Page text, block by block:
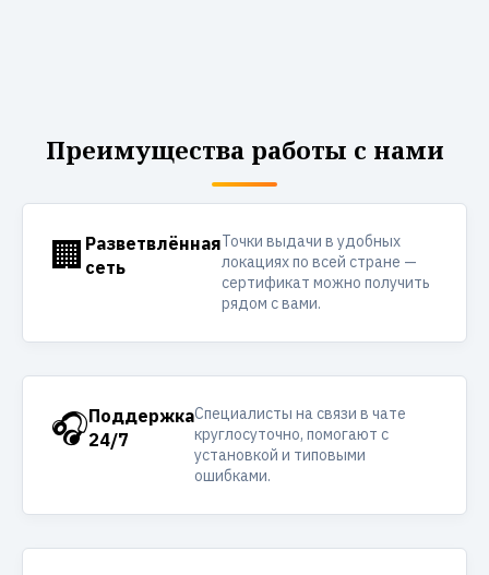
Преимущества работы с нами
🏢 Разветвлённая
сеть
Точки выдачи в удобных
локациях по всей стране —
сертификат можно получить
рядом с вами.
🎧Поддержка
24/7
Специалисты на связи в чате
круглосуточно, помогают с
установкой и типовыми
ошибками.